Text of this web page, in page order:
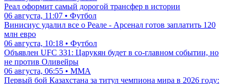
Реал оформит самый дорогой трансфер в истории
06 августа, 11:07 • Футбол
Винисиус удалил все о Реале - Арсенал готов заплатить 120
млн евро
06 августа, 10:18 • Футбол
Объявлен UFC 331: Царукян будет в со-главном событии, но
не против Оливейры
06 августа, 06:55 • ММА
Первый бой Казахстана за титул чемпиона мира в 2026 году: